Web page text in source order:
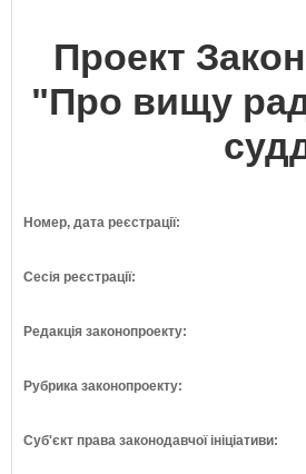
Проект
"Про вищу
Номер, дата реєстрації:
Сесія реєстрації:
Редакція законопроекту:
Рубрика законопроекту:
Суб'єкт права законодавчої ініціативи: